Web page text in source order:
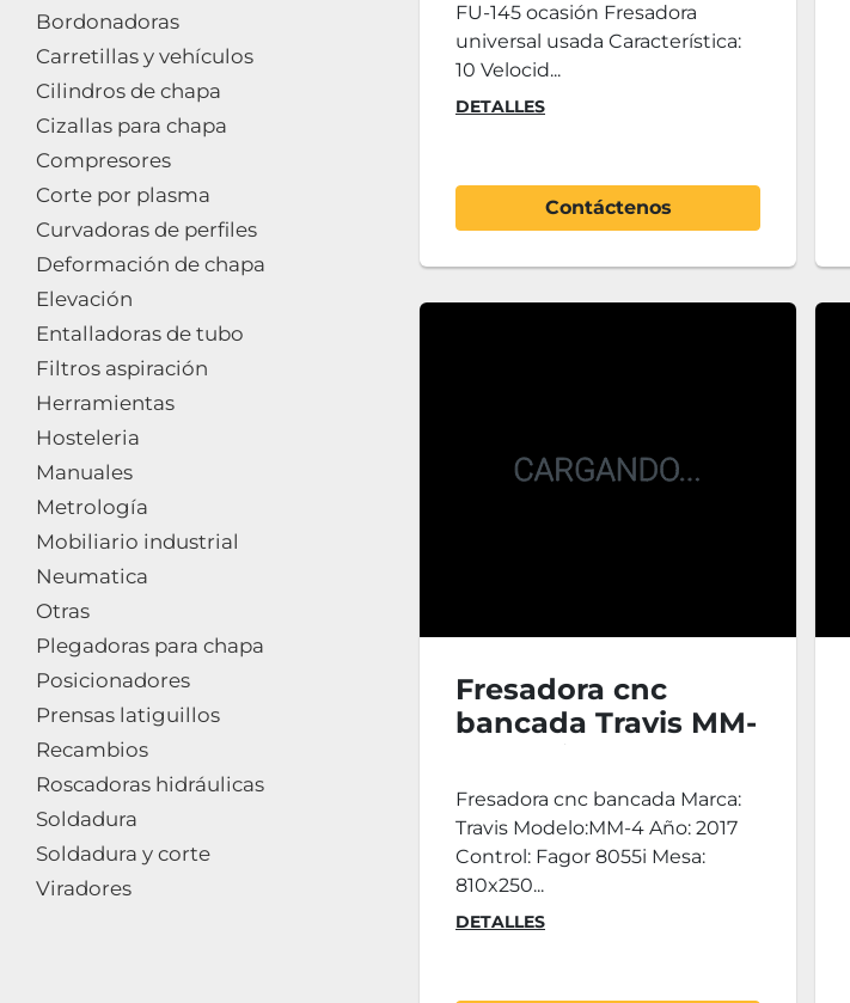
Bordonadoras
Carretillas y vehículos
Cilindros de chapa
Cizallas para chapa
Compresores
Corte por plasma
Curvadoras de perfiles
Deformación de chapa
Elevación
Entalladoras de tubo
Filtros aspiración
Herramientas
Hosteleria
Manuales
Metrología
Mobiliario industrial
Neumatica
Otras
Plegadoras para chapa
Posicionadores
Prensas latiguillos
Recambios
Roscadoras hidráulicas
Soldadura
Soldadura y corte
Viradores
FU-145 ocasión Fresadora
universal usada Característica:
10 Velocid...
DETALLES
Contáctenos
Fresadora cnc
bancada Travis MM-
4 del año 2017 cnc
Fagor 8055i
Fresadora cnc bancada Marca:
Travis Modelo:MM-4 Año: 2017
Control: Fagor 8055i Mesa:
810x250...
DETALLES